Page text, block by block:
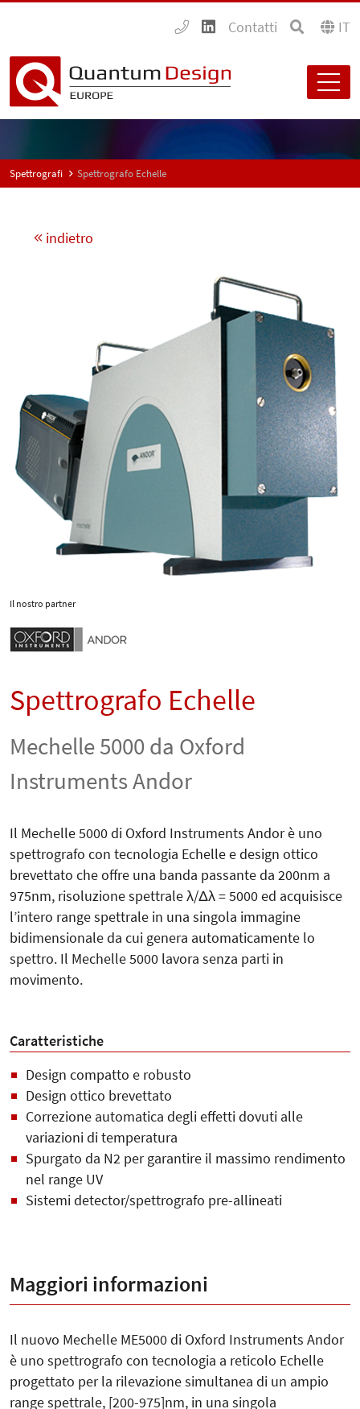
Contatti IT
Spettrografi Spettrografo Echelle
indietro
Il nostro partner
Spettrografo Echelle
Mechelle 5000 da Oxford
Instruments Andor
Il Mechelle 5000 di Oxford Instruments Andor è uno
spettrografo con tecnologia Echelle e design ottico
brevettato che offre una banda passante da 200nm a
975nm, risoluzione spettrale λ/Δλ = 5000 ed acquisisce
l’intero range spettrale in una singola immagine
bidimensionale da cui genera automaticamente lo
spettro. Il Mechelle 5000 lavora senza parti in
movimento.
Caratteristiche
Design compatto e robusto
Design ottico brevettato
Correzione automatica degli effetti dovuti alle
variazioni di temperatura
Spurgato da N2 per garantire il massimo rendimento
nel range UV
Sistemi detector/spettrografo pre-allineati
Maggiori informazioni
Il nuovo Mechelle ME5000 di Oxford Instruments Andor
è uno spettrografo con tecnologia a reticolo Echelle
progettato per la rilevazione simultanea di un ampio
range spettrale, [200-975]nm, in una singola